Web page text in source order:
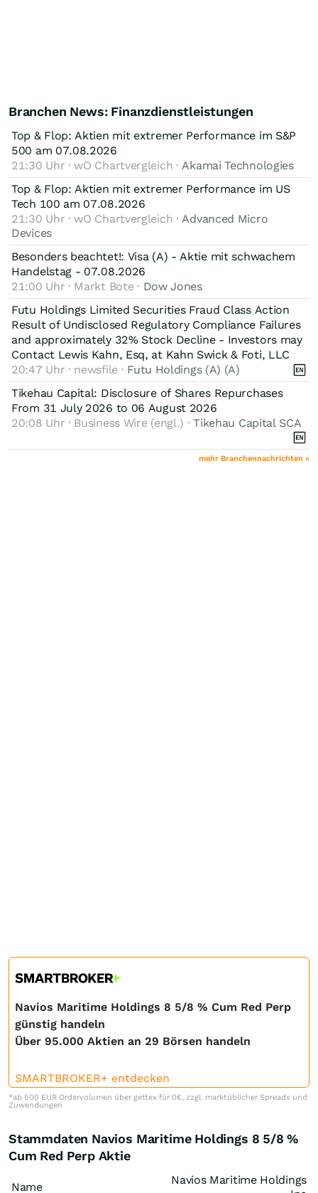
Branchen News: Finanzdienstleistungen
Top & Flop: Aktien mit extremer Performance im S&P
500 am 07.08.2026
21:30 Uhr · wO Chartvergleich · Akamai Technologies
Top & Flop: Aktien mit extremer Performance im US
Tech 100 am 07.08.2026
21:30 Uhr · wO Chartvergleich · Advanced Micro
Devices
Besonders beachtet!: Visa (A) - Aktie mit schwachem
Handelstag - 07.08.2026
21:00 Uhr · Markt Bote · Dow Jones
Futu Holdings Limited Securities Fraud Class Action
Result of Undisclosed Regulatory Compliance Failures
and approximately 32% Stock Decline - Investors may
Contact Lewis Kahn, Esq, at Kahn Swick & Foti, LLC
20:47 Uhr · newsfile · Futu Holdings (A) (A)
Tikehau Capital: Disclosure of Shares Repurchases
From 31 July 2026 to 06 August 2026
20:08 Uhr · Business Wire (engl.) ·Tikehau Capital SCA
mehr Branchennachrichten »
Navios Maritime Holdings 8 5/8 % Cum Red Perp
günstig handeln
Über 95.000 Aktien an 29 Börsen handeln
SMARTBROKER+ entdecken
*ab 500 EUR Ordervolumen über gettex für 0€, zzgl. marktüblicher Spreads und
Zuwendungen
Stammdaten Navios Maritime Holdings 8 5/8 %
Cum Red Perp Aktie
Name
Navios Maritime Holdings